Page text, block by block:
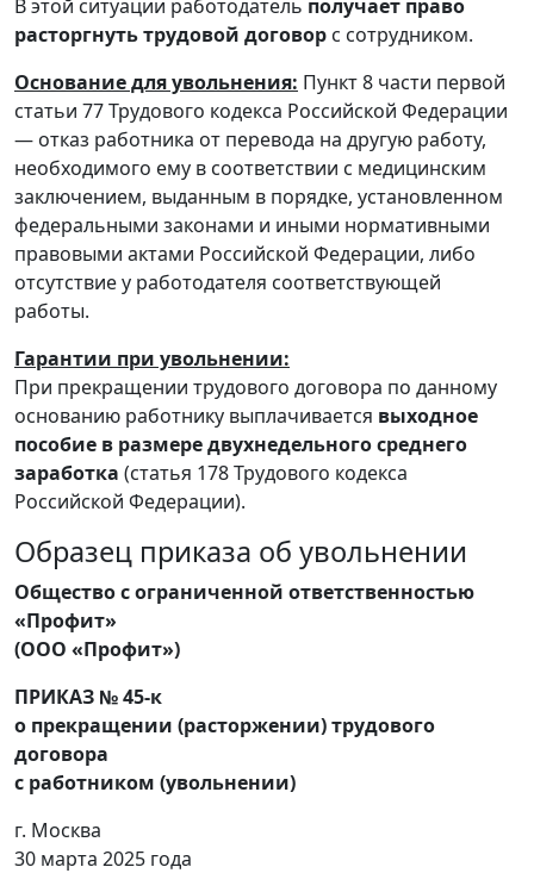
В этой ситуации работодатель получает право
расторгнуть трудовой договор с сотрудником.
Основание для увольнения: Пункт 8 части первой
статьи 77 Трудового кодекса Российской Федерации
— отказ работника от перевода на другую работу,
необходимого ему в соответствии с медицинским
заключением, выданным в порядке, установленном
федеральными законами и иными нормативными
правовыми актами Российской Федерации, либо
отсутствие у работодателя соответствующей
работы.
Гарантии при увольнении:
При прекращении трудового договора по данному
основанию работнику выплачивается выходное
пособие в размере двухнедельного среднего
заработка (статья 178 Трудового кодекса
Российской Федерации).
Образец приказа об увольнении
Общество с ограниченной ответственностью
«Профит»
(ООО «Профит»)
ПРИКАЗ № 45-к
о прекращении (расторжении) трудового
договора
с работником (увольнении)
г. Москва
30 марта 2025 года